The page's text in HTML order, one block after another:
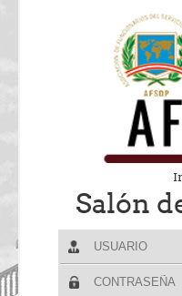
Salón